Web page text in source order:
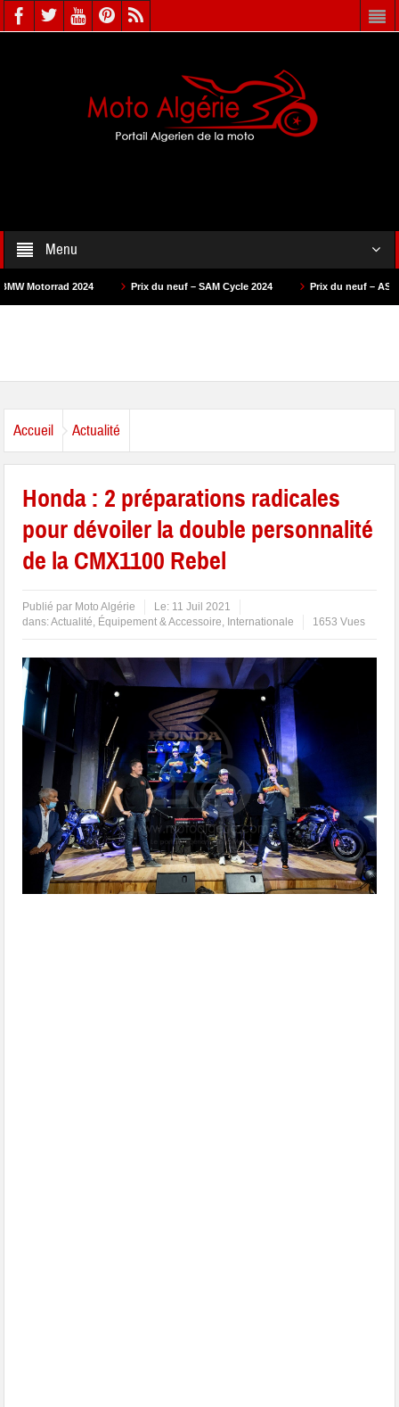
Menu
Prix du neuf – SAM Cycle 2024 Prix du neuf – AS Motors 2024
Accueil Actualité
Honda : 2 préparations radicales
pour dévoiler la double personnalité
de la CMX1100 Rebel
Publié par Moto Algérie Le: 11 Juil 2021
dans:Actualité, Équipement & Accessoire, Internationale 1653 Vues